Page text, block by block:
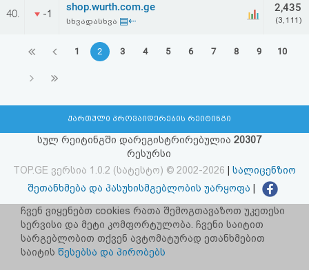
40. -1
shop.wurth.com.ge
სხვადასხვა ▤⇠
2,435
(3,111)
1 2 3 4 5 6 7 8 9 10
ქართული პროვაიდერების რეიტინგი
სულ რეიტინგში დარეგისტრირებულია 20307
რესურსი
TOP.GE ვერსია 1.0.2 (სატესტო) © 2002-2026
სალიცენზიო
შეთანხმება და პასუხისმგებლობის უარყოფა
facebook.com/TOP.GE
იხილეთ TOP.GE - ის ძველი ვერსია ბმულზე
ჩვენ ვიყენებთ cookies რათა შემოგთავაზოთ უკეთესი
სერვისი და მეტი კომფორტულობა. ჩვენი საიტით
სარგებლობით თქვენ ავტომატურად ეთანხმებით
საიტის წესებსა და პირობებს